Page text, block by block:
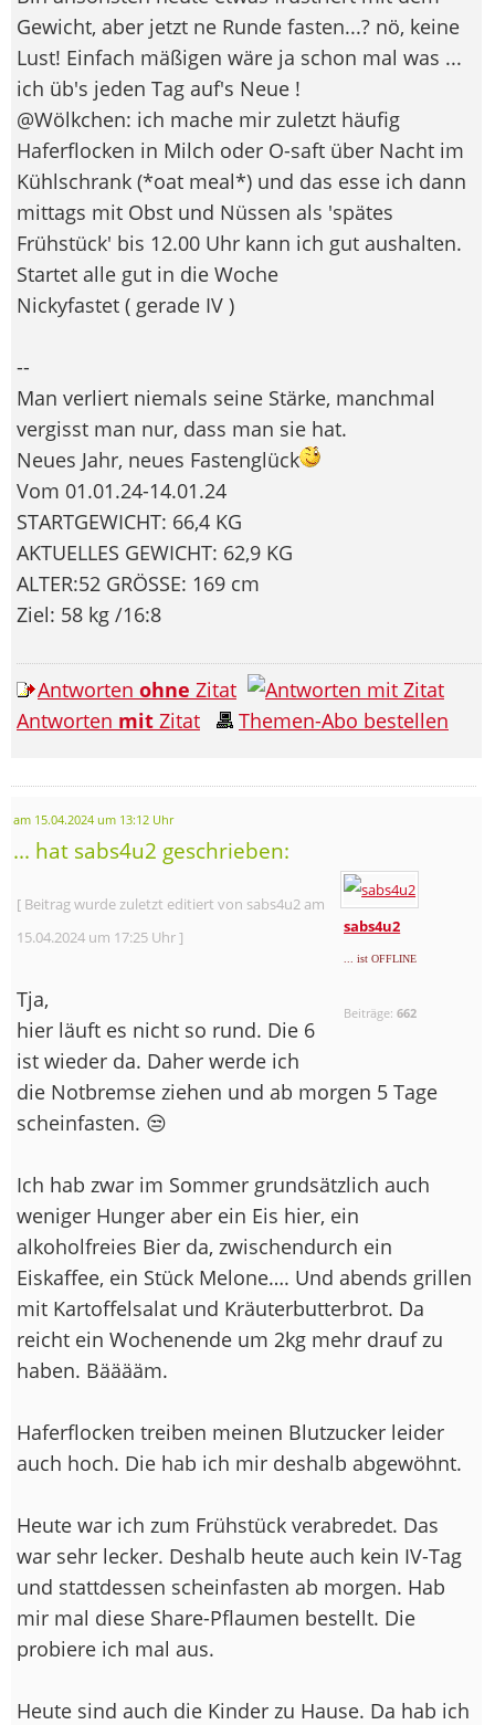
Gewicht, aber jetzt ne Runde fasten...? nö, keine
Lust! Einfach mäßigen wäre ja schon mal was ...
ich üb's jeden Tag auf's Neue !
@Wölkchen: ich mache mir zuletzt häufig
Haferflocken in Milch oder O-saft über Nacht im
Kühlschrank (*oat meal*) und das esse ich dann
mittags mit Obst und Nüssen als 'spätes
Frühstück' bis 12.00 Uhr kann ich gut aushalten.
Startet alle gut in die Woche
Nickyfastet ( gerade IV )
--
Man verliert niemals seine Stärke, manchmal
vergisst man nur, dass man sie hat.
Neues Jahr, neues Fastenglück
Vom 01.01.24-14.01.24
STARTGEWICHT: 66,4 KG
AKTUELLES GEWICHT: 62,9 KG
ALTER:52 GRÖSSE: 169 cm
Ziel: 58 kg /16:8
Antworten ohne Zitat
Antworten mit Zitat Themen-Abo bestellen
am 15.04.2024 um 13:12 Uhr
... hat sabs4u2 geschrieben:
sabs4u2
... ist OFFLINE
Beiträge:662
[ Beitrag wurde zuletzt editiert von sabs4u2 am
15.04.2024 um 17:25 Uhr ]
Tja,
hier läuft es nicht so rund. Die 6
ist wieder da. Daher werde ich
die Notbremse ziehen und ab morgen 5 Tage
scheinfasten. 😒
Ich hab zwar im Sommer grundsätzlich auch
weniger Hunger aber ein Eis hier, ein
alkoholfreies Bier da, zwischendurch ein
Eiskaffee, ein Stück Melone…. Und abends grillen
mit Kartoffelsalat und Kräuterbutterbrot. Da
reicht ein Wochenende um 2kg mehr drauf zu
haben. Bääääm.
Haferflocken treiben meinen Blutzucker leider
auch hoch. Die hab ich mir deshalb abgewöhnt.
Heute war ich zum Frühstück verabredet. Das
war sehr lecker. Deshalb heute auch kein IV-Tag
und stattdessen scheinfasten ab morgen. Hab
mir mal diese Share-Pflaumen bestellt. Die
probiere ich mal aus.
Heute sind auch die Kinder zu Hause. Da hab ich